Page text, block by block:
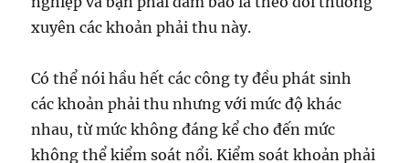
xuyên các khoản phải thu này.
Có thể nói hầu hết các công ty đều phát sinh
các khoản phải thu nhưng với mức độ khác
nhau, từ mức không đáng kể cho đến mức
không thể kiểm soát nổi. Kiểm soát khoản phải